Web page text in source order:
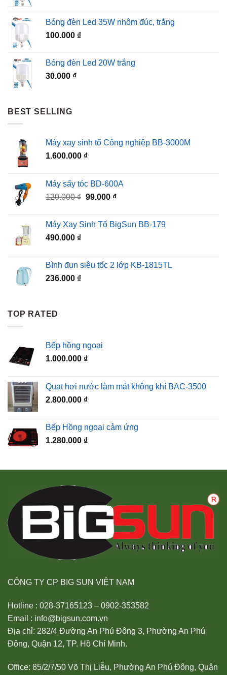
Bóng đèn Led 35W nhôm đúc, trắng
100.000 ₫
Bóng đèn Led 20W trắng
30.000 ₫
BEST SELLING
Máy xay sinh tố Công nghiệp BB-3000M
1.600.000 ₫
Máy sấy tóc BD-600A
120.000₫ Giá
120.000 ₫.
99.000 ₫Giá
là:
Máy Xay Sinh Tố BigSun BB-179
490.000 ₫
Bình đun siêu tốc 2 lớp KB-1815TL
236.000 ₫
TOP RATED
Bếp hồng ngoại
1.000.000 ₫
Quạt hơi nước làm mát không khí BAC-3500
2.800.000 ₫
Bếp Hồng ngoại cảm ứng
1.280.000 ₫
CÔNG TY CP BIG SUN VIỆT NAM
Hotline : 028-37165123 – 0902-353582
Email : info@bigsun.com.vn
Địa chỉ: 282/4 Đường An Phú Đông 3, Phường An Phú
Đông, Quận 12, TP. Hồ Chí Minh.
Office: 85/2/7/50 Võ Thị Liễu, Phường An Phú Đông, Quận